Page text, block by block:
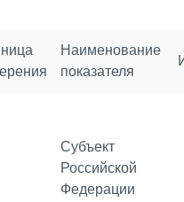
Наименование
показателя
Субъект
Российской
Федерации